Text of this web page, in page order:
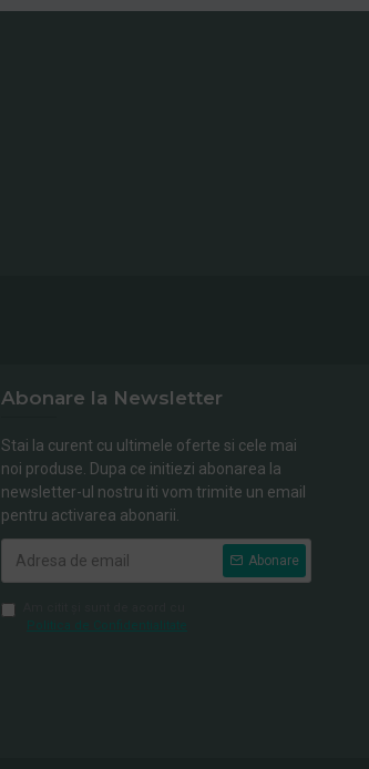
Abonare la Newsletter
Stai la curent cu ultimele oferte si cele mai
noi produse. Dupa ce initiezi abonarea la
newsletter-ul nostru iti vom trimite un email
pentru activarea abonarii.
Abonare
Politica de Confidentialitate